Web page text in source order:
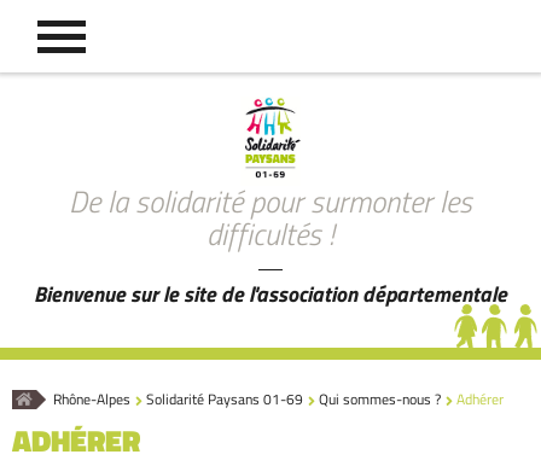
De la solidarité pour surmonter les
difficultés !
Bienvenue sur le site de l'association départementale
AccueilRhône-Alpes Solidarité Paysans 01-69 Qui sommes-nous ? Adhérer
ADHÉRER